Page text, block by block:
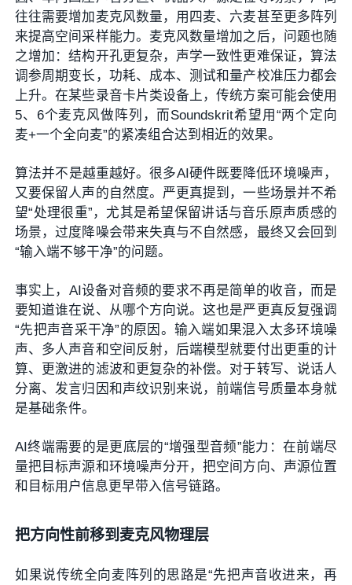
往往需要增加麦克风数量，用四麦、六麦甚至更多阵列
来提高空间采样能力。麦克风数量增加之后，问题也随
之增加：结构开孔更复杂，声学一致性更难保证，算法
调参周期变长，功耗、成本、测试和量产校准压力都会
上升。在某些录音卡片类设备上，传统方案可能会使用
5、6个麦克风做阵列，而Soundskrit希望用“两个定向
麦+一个全向麦”的紧凑组合达到相近的效果。
算法并不是越重越好。很多AI硬件既要降低环境噪声，
又要保留人声的自然度。严更真提到，一些场景并不希
望“处理很重”，尤其是希望保留讲话与音乐原声质感的
场景，过度降噪会带来失真与不自然感，最终又会回到
“输入端不够干净”的问题。
事实上，AI设备对音频的要求不再是简单的收音，而是
要知道谁在说、从哪个方向说。这也是严更真反复强调
“先把声音采干净”的原因。输入端如果混入太多环境噪
声、多人声音和空间反射，后端模型就要付出更重的计
算、更激进的滤波和更复杂的补偿。对于转写、说话人
分离、发言归因和声纹识别来说，前端信号质量本身就
是基础条件。
AI终端需要的是更底层的“增强型音频”能力：在前端尽
量把目标声源和环境噪声分开，把空间方向、声源位置
和目标用户信息更早带入信号链路。
把方向性前移到麦克风物理层
如果说传统全向麦阵列的思路是“先把声音收进来，再